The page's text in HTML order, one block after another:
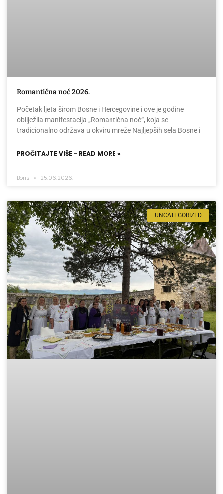
Romantična noć 2026.
Početak ljeta širom Bosne i Hercegovine i ove je godine
obilježila manifestacija „Romantična noć“, koja se
tradicionalno održava u okviru mreže Najljepših sela Bosne i
PROČITAJTE VIŠE - READ MORE »
Boris 25.06.2026.
UNCATEGORIZED